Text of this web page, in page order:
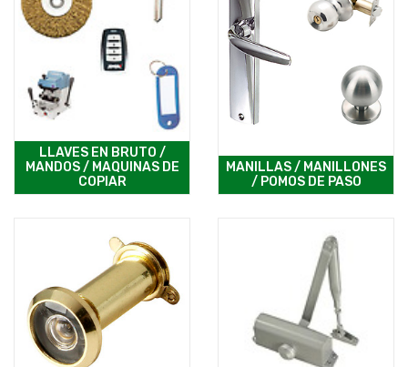
LLAVES EN BRUTO /
MANDOS / MAQUINAS DE
COPIAR
MANILLAS / MANILLONES
/ POMOS DE PASO